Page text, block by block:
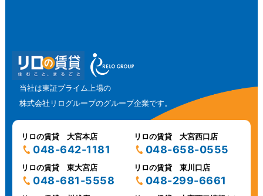
当社は東証プライム上場の
株式会社リログループのグループ企業です。
リロの賃貸 大宮本店
048-642-1181
リロの賃貸 大宮西口店
048-658-0555
リロの賃貸 東大宮店
048-681-5558
リロの賃貸 東川口店
048-299-6661